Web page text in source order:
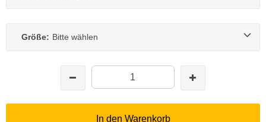
Größe: Bitte wählen
In den Warenkorb